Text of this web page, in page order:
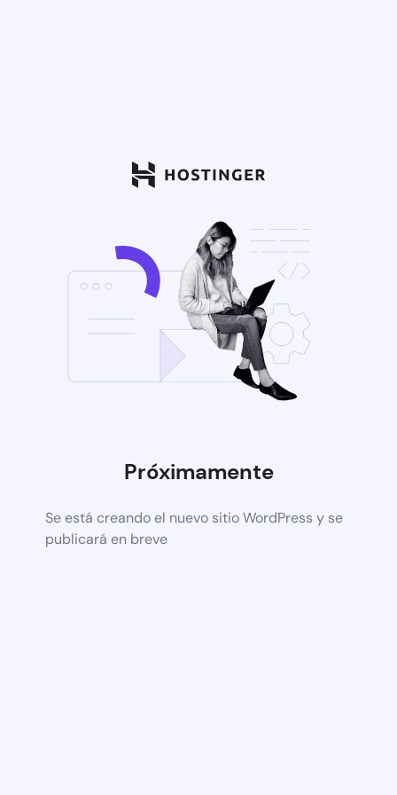
Próximamente
Se está creando el nuevo sitio WordPress y se
publicará en breve